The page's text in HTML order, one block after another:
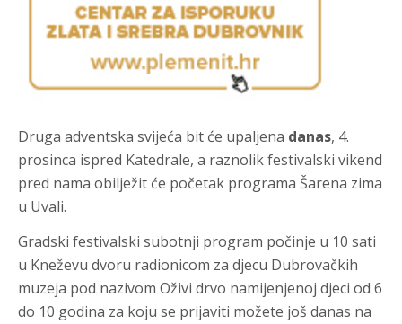
Druga adventska svijeća bit će upaljena danas, 4.
prosinca ispred Katedrale, a raznolik festivalski vikend
pred nama obilježit će početak programa Šarena zima
u Uvali.
Gradski festivalski subotnji program počinje u 10 sati
u Kneževu dvoru radionicom za djecu Dubrovačkih
muzeja pod nazivom Oživi drvo namijenjenoj djeci od 6
do 10 godina za koju se prijaviti možete još danas na